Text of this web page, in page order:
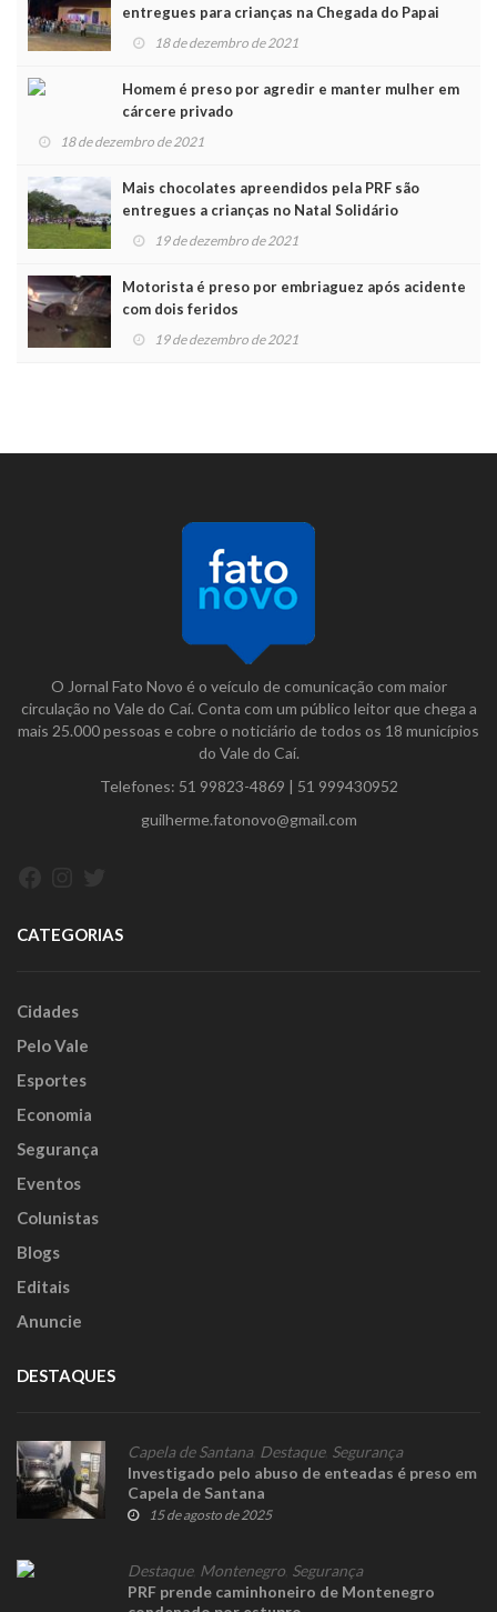
entregues para crianças na Chegada do Papai
Noel
18 de dezembro de 2021
Homem é preso por agredir e manter mulher em
cárcere privado
18 de dezembro de 2021
Mais chocolates apreendidos pela PRF são
entregues a crianças no Natal Solidário
19 de dezembro de 2021
Motorista é preso por embriaguez após acidente
com dois feridos
19 de dezembro de 2021
O Jornal Fato Novo é o veículo de comunicação com maior
circulação no Vale do Caí. Conta com um público leitor que chega a
mais 25.000 pessoas e cobre o noticiário de todos os 18 municípios
do Vale do Caí.
Telefones: 51 99823-4869 | 51 999430952
guilherme.fatonovo@gmail.com
CATEGORIAS
Cidades
Pelo Vale
Esportes
Economia
Segurança
Eventos
Colunistas
Blogs
Editais
Anuncie
DESTAQUES
Capela de Santana, Destaque, Segurança
Investigado pelo abuso de enteadas é preso em
Capela de Santana
15 de agosto de 2025
Destaque, Montenegro Segurança
PRF prende caminhoneiro de Montenegro